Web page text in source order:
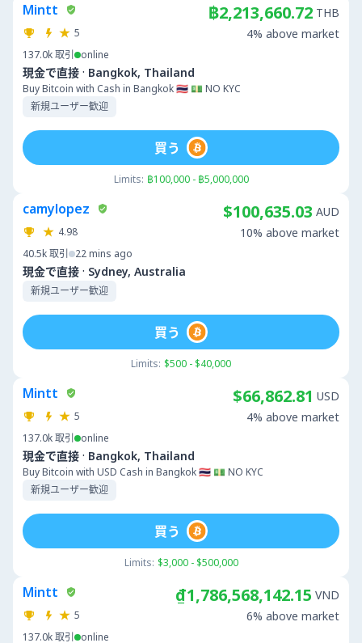
Mintt
5
137.0k取引 online
現金で直接 · Bangkok, Thailand
Buy Bitcoin with Cash in Bangkok 🇹🇭 💵 NO KYC
新規ユーザー歓迎
฿2,213,660.72 THB
4% above market
Limits: ฿100,000 - ฿5,000,000
買う
camylopez
4.98
40.5k取引 22 mins ago
現金で直接 · Sydney, Australia
新規ユーザー歓迎
$100,635.03 AUD
10% above market
Limits: $500 - $40,000
買う
Mintt
5
137.0k取引 online
現金で直接 · Bangkok, Thailand
Buy Bitcoin with USD Cash in Bangkok 🇹🇭 💵 NO KYC
新規ユーザー歓迎
$66,862.81 USD
4% above market
Limits: $3,000 - $500,000
買う
Mintt
5
137.0k取引 online
₫1,786,568,142.15 VND
6% above market